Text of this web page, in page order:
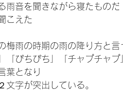
雨音を聞きながら寝たものだ
こえた
梅雨の時期の雨の降り方と言
「ぴちぴち」「チャプチャプ
葉となり
文字が突出している。